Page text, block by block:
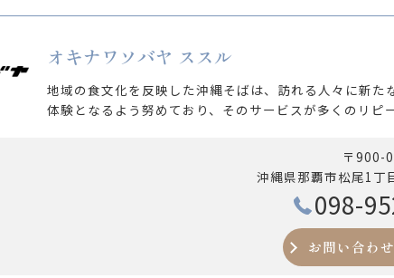
オキナワソバヤ ススル
地域の食文化を反映した沖縄そばは、訪れる人々に新
体験となるよう努めており、そのサービスが多くのリピ
〒900-
沖縄県那覇市松尾1丁
098-
お問い合わ